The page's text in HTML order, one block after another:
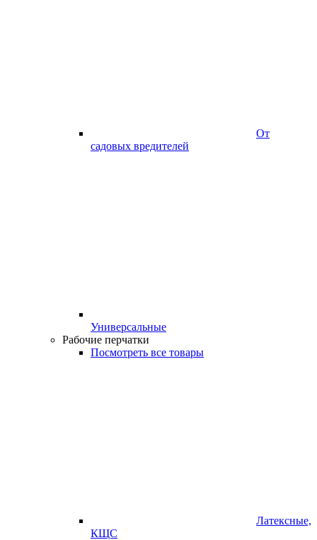
От
садовых вредителей
Универсальные
Рабочие перчатки
Посмотреть все товары
Латексные,
КЩС